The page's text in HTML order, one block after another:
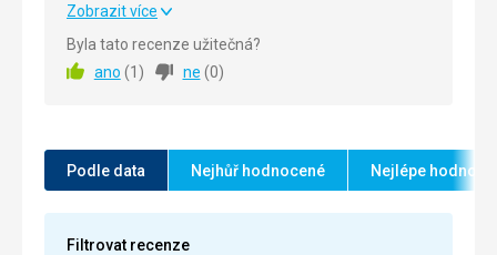
Maximálna spokojnosť. Jednoznačne odporúčam.
Strava
Služby 5,0/ 5
Zobrazit více
Byla tato recenze užitečná?
ano (1 ) ne (0)
Podle data Nejhůř hodnocené Nejlépe
Filtrovat recenze